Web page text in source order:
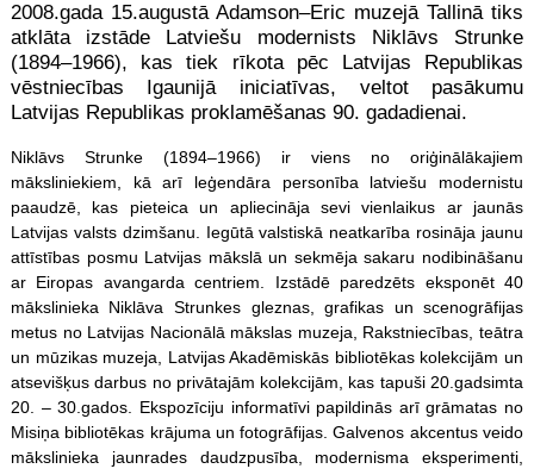
2008.gada 15.augustā Adamson–Eric muzejā Tallinā tiks
atklāta izstāde Latviešu modernists Niklāvs Strunke
(1894–1966), kas tiek rīkota pēc Latvijas Republikas
vēstniecības Igaunijā iniciatīvas, veltot pasākumu
Latvijas Republikas proklamēšanas 90. gadadienai.
Niklāvs Strunke (1894–1966) ir viens no oriģinālākajiem
māksliniekiem, kā arī leģendāra personība latviešu modernistu
paaudzē, kas pieteica un apliecināja sevi vienlaikus ar jaunās
Latvijas valsts dzimšanu. Iegūtā valstiskā neatkarība rosināja jaunu
attīstības posmu Latvijas mākslā un sekmēja sakaru nodibināšanu
ar Eiropas avangarda centriem. Izstādē paredzēts eksponēt 40
mākslinieka Niklāva Strunkes gleznas, grafikas un scenogrāfijas
metus no Latvijas Nacionālā mākslas muzeja, Rakstniecības, teātra
un mūzikas muzeja, Latvijas Akadēmiskās bibliotēkas kolekcijām un
atsevišķus darbus no privātajām kolekcijām, kas tapuši 20.gadsimta
20. – 30.gados. Ekspozīciju informatīvi papildinās arī grāmatas no
Misiņa bibliotēkas krājuma un fotogrāfijas. Galvenos akcentus veido
mākslinieka jaunrades daudzpusība, modernisma eksperimenti,